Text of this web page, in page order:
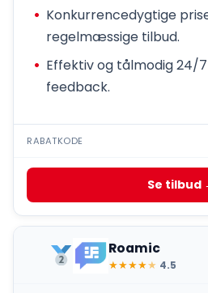
Konkurrencedygtige
regelmæssige tilbud.
Effektiv og tålmodig 24/
feedback.
RABATKODE
Se tilbud
Roamic
★★★★★ 4.5